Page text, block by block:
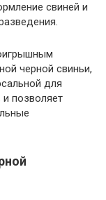
свиней и
черной свиньи,
для
и позволяет